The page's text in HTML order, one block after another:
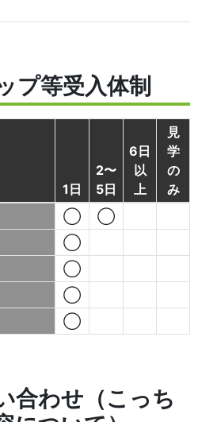
プ等受入体制
1日
2〜
5日
6日
以
上
見
学
の
み
◯
◯
◯
◯
◯
◯
合わせ（こっち